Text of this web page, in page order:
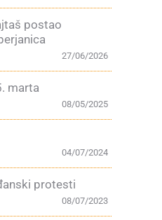
postao
27/06/2026
marta
08/05/2025
04/07/2024
protesti
08/07/2023